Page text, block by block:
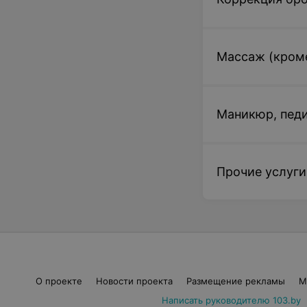
Включает в себя
55 руб.
Включает в себя
145 руб.
Массаж
Маникюр,
Прочие услуги
О проекте Новости проекта Размещение рекламы
Написать руководителю 103.by